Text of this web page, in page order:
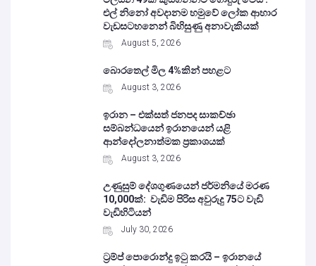
එල් නිනෝ අවදානම හමුවේ ලෝක ආහාර
වැඩසටහනෙන් බිහිසුණු අනාවැකියක්
August 5, 2026
බොරතෙල් මිල 4%කින් පහළට
August 3, 2026
ඉරාන – එක්සත් ජනපද සාකච්ඡා
සම්බන්ධයෙන් ඉරානයෙන් යළි
ආන්දෝලනාත්මක ප්‍රකාශයක්
August 3, 2026
උණුසුම් දේශගුණයෙන් ජර්මනියේ මරණ
10,000ක්: වැඩිම පිරිස අවුරුදු 75ට වැඩි
වැඩිහිටියන්
July 30, 2026
ට්‍රම්ප් පොරොන්දු ඉටු කරයි – ඉරානයේ